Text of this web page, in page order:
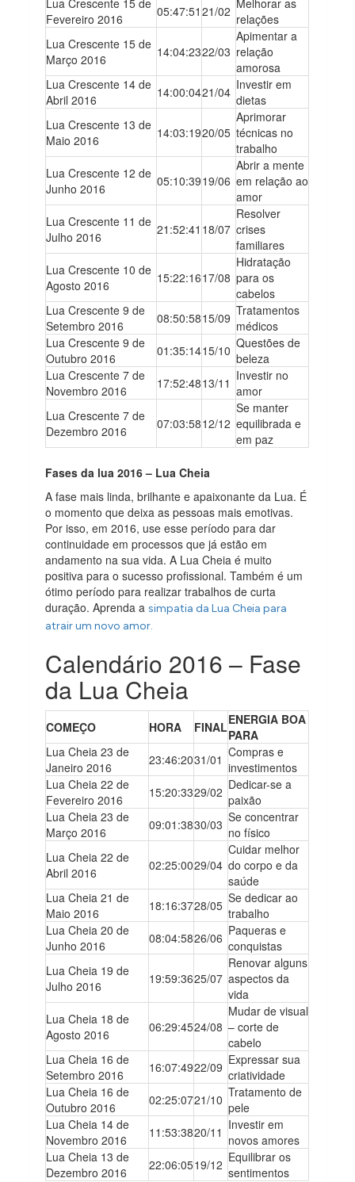
Lua Crescente 15 de
Fevereiro 2016
05:47:51 21/02 Melhorar as
relações
Lua Crescente 15 de
Março 2016
14:04:2322/03
Apimentar a
relação
amorosa
Lua Crescente 14 de
Abril 2016
14:00:0421/04 Investir em
dietas
Lua Crescente 13 de
Maio 2016
14:03:1920/05
Aprimorar
técnicas no
trabalho
Lua Crescente 12 de
Junho 2016
05:10:3919/06
Abrir a mente
em relação ao
amor
Lua Crescente 11 de
Julho 2016
21:52:41 18/07
Resolver
crises
familiares
Lua Crescente 10 de
Agosto 2016
15:22:1617/08
Hidratação
para os
cabelos
Lua Crescente 9 de
Setembro 2016
08:50:5815/09 Tratamentos
médicos
Lua Crescente 9 de
Outubro 2016
01:35:1415/10 Questões de
beleza
Lua Crescente 7 de
Novembro 2016
17:52:4813/11 Investir no
amor
Lua Crescente 7 de
Dezembro 2016
07:03:5812/12
Se manter
equilibrada e
em paz
Fases da lua 2016 – Lua Cheia
A fase mais linda, brilhante e apaixonante da Lua. É
o momento que deixa as pessoas mais emotivas.
Por isso, em 2016, use esse período para dar
continuidade em processos que já estão em
andamento na sua vida. A Lua Cheia é muito
positiva para o sucesso profissional. Também é um
ótimo período para realizar trabalhos de curta
duração. Aprenda asimpatia da Lua Cheia para
atrair um novo amor.
Calendário 2016 – Fase
da Lua Cheia
COMEÇO HORA FINALENERGIA BOA
PARA
Lua Cheia 23 de
Janeiro 2016
23:46:2031/01 Compras e
investimentos
Lua Cheia 22 de
Fevereiro 2016
15:20:3329/02 Dedicar-se a
paixão
Lua Cheia 23 de
Março 2016
09:01:3830/03 Se concentrar
no físico
Lua Cheia 22 de
Abril 2016
02:25:0029/04
Cuidar melhor
do corpo e da
saúde
Lua Cheia 21 de
Maio 2016
18:16:3728/05 Se dedicar ao
trabalho
Lua Cheia 20 de
Junho 2016
08:04:5826/06 Paqueras e
conquistas
Lua Cheia 19 de
Julho 2016
19:59:3625/07
Renovar alguns
aspectos da
vida
Lua Cheia 18 de
Agosto 2016
06:29:4524/08
Mudar de visual
– corte de
cabelo
Lua Cheia 16 de
Setembro 2016
16:07:4922/09 Expressar sua
criatividade
Lua Cheia 16 de
Outubro 2016
02:25:0721/10 Tratamento de
pele
Lua Cheia 14 de
Novembro 2016
11:53:3820/11 Investir em
novos amores
Lua Cheia 13 de
Dezembro 2016
22:06:0519/12 Equilibrar os
sentimentos